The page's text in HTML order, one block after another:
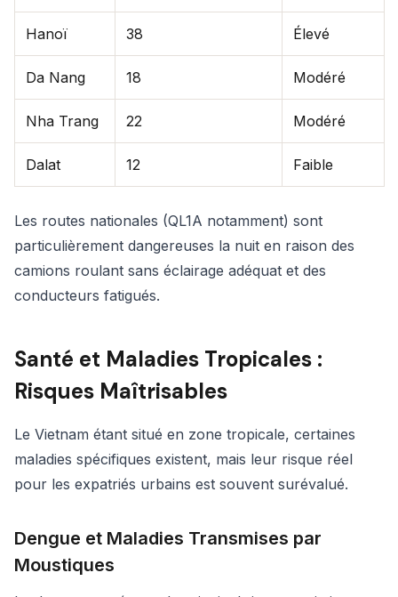
Hanoï 38 Élevé
Da Nang 18 Modéré
Nha Trang 22 Modéré
Dalat 12 Faible
Les routes nationales (QL1A notamment) sont
particulièrement dangereuses la nuit en raison des
camions roulant sans éclairage adéquat et des
conducteurs fatigués.
Santé et Maladies Tropicales :
Risques Maîtrisables
Le Vietnam étant situé en zone tropicale, certaines
maladies spécifiques existent, mais leur risque réel
pour les expatriés urbains est souvent surévalué.
Dengue et Maladies Transmises par
Moustiques